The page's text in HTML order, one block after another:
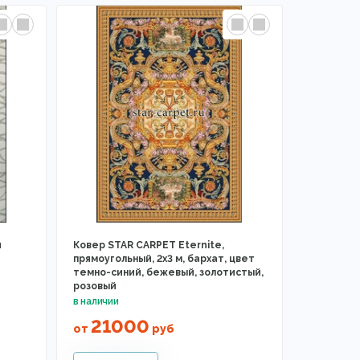
Ковер STAR CARPET Eternite,
прямоугольный, 2x3 м, бархат, цвет
темно-синий, бежевый, золотистый,
розовый
от 21000 руб